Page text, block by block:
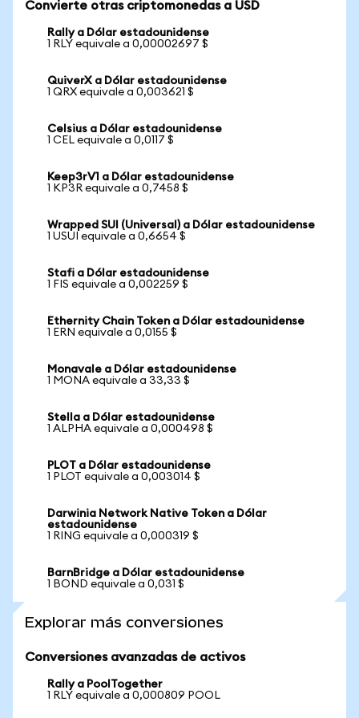
Convierte otras criptomonedas a USD
Rally a Dólar estadounidense
1 RLY equivale a 0,00002697 $
QuiverX a Dólar estadounidense
1 QRX equivale a 0,003621 $
Celsius a Dólar estadounidense
1 CEL equivale a 0,0117 $
Keep3rV1 a Dólar estadounidense
1 KP3R equivale a 0,7458 $
Wrapped SUI (Universal) a Dólar estadounidense
1 USUI equivale a 0,6654 $
Stafi a Dólar estadounidense
1 FIS equivale a 0,002259 $
Ethernity Chain Token a Dólar estadounidense
1 ERN equivale a 0,0155 $
Monavale a Dólar estadounidense
1 MONA equivale a 33,33 $
Stella a Dólar estadounidense
1 ALPHA equivale a 0,000498 $
PLOT a Dólar estadounidense
1 PLOT equivale a 0,003014 $
Darwinia Network Native Token a Dólar
estadounidense
1 RING equivale a 0,000319 $
BarnBridge a Dólar estadounidense
1 BOND equivale a 0,031 $
Explorar más conversiones
Conversiones avanzadas de activos
Rally a PoolTogether
1 RLY equivale a 0,000809 POOL